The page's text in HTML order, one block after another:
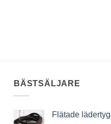
BÄSTSÄLJARE
Flätade